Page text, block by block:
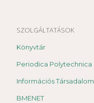
SZOLGÁLTATÁSOK
Könyvtár
Periodica Polytechnica
Információs Társadalom
BMENET